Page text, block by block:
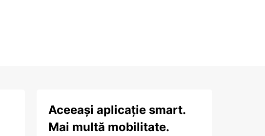
Aceeași aplicație smart.
Mai multă mobilitate.